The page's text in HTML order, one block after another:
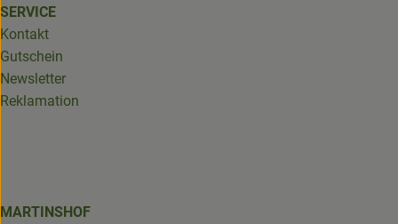
SERVICE
Kontakt
Gutschein
Newsletter
Reklamation
MARTINSHOF